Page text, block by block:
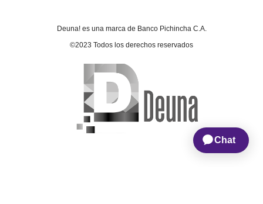
Deuna! es una marca de Banco Pichincha C.A.
©2023 Todos los derechos reservados